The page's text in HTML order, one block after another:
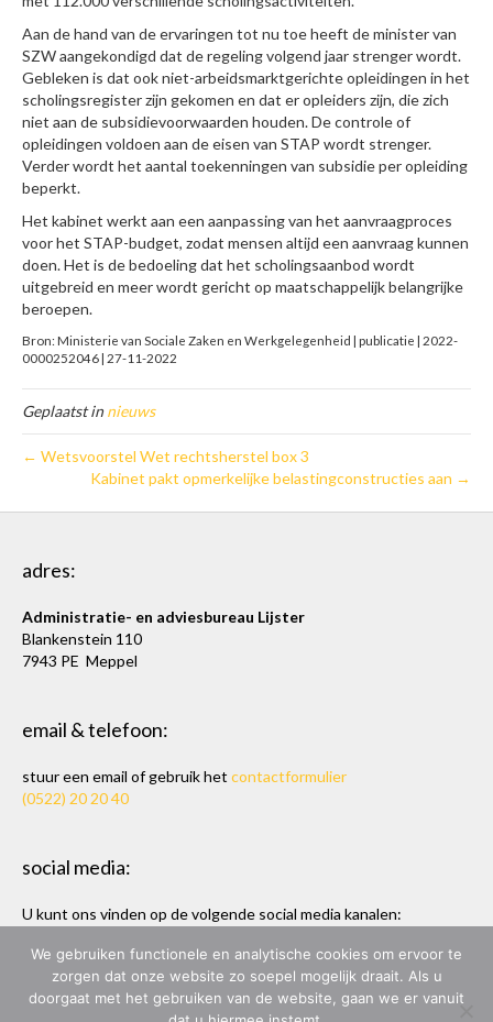
Aan de hand van de ervaringen tot nu toe heeft de minister van
SZW aangekondigd dat de regeling volgend jaar strenger wordt.
Gebleken is dat ook niet-arbeidsmarktgerichte opleidingen in het
scholingsregister zijn gekomen en dat er opleiders zijn, die zich
niet aan de subsidievoorwaarden houden. De controle of
opleidingen voldoen aan de eisen van STAP wordt strenger.
Verder wordt het aantal toekenningen van subsidie per opleiding
beperkt.
Het kabinet werkt aan een aanpassing van het aanvraagproces
voor het STAP-budget, zodat mensen altijd een aanvraag kunnen
doen. Het is de bedoeling dat het scholingsaanbod wordt
uitgebreid en meer wordt gericht op maatschappelijk belangrijke
beroepen.
Bron: Ministerie van Sociale Zaken en Werkgelegenheid | publicatie | 2022-
0000252046 | 27-11-2022
Geplaatst innieuws
← Wetsvoorstel Wet rechtsherstel box 3
Kabinet pakt opmerkelijke belastingconstructies aan →
adres:
Administratie- en adviesbureau Lijster
Blankenstein 110
7943 PE Meppel
email & telefoon:
stuur een email of gebruik het contactformulier
(0522) 20 20 40
social media:
U kunt ons vinden op de volgende social media kanalen:
We gebruiken functionele en analytische cookies om ervoor te
zorgen dat onze website zo soepel mogelijk draait. Als u
doorgaat met het gebruiken van de website, gaan we er vanuit